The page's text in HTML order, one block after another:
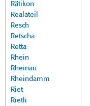
Rätikon
Realateil
Resch
Retscha
Retta
Rhein
Rheinau
Rheindamm
Riet
Rietli